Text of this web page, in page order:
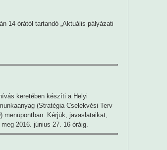
14 órától tartandó „Aktuális pályázati
keretében készíti a Helyi
(Stratégia Cselekvési Terv
menüpontban. Kérjük, javaslataikat,
2016. június 27. 16 óráig.